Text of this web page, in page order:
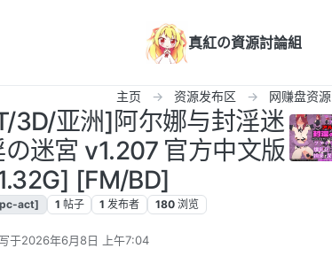
真紅の資源討論組
主页 资源发布区 网赚盘资源
3D/亚洲]阿尔娜与封淫迷
迷宮 v1.207 官方中文版
[FM/BD]
act] 1 帖子 1 发布者 180 浏览
写于2026年6月8日 上午7:04
最后由 编辑